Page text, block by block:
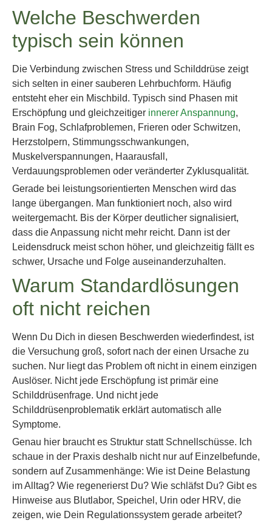
Welche Beschwerden
typisch sein können
Die Verbindung zwischen Stress und Schilddrüse zeigt
sich selten in einer sauberen Lehrbuchform. Häufig
entsteht eher ein Mischbild. Typisch sind Phasen mit
Erschöpfung und gleichzeitiger innerer Anspannung,
Brain Fog, Schlafproblemen, Frieren oder Schwitzen,
Herzstolpern, Stimmungsschwankungen,
Muskelverspannungen, Haarausfall,
Verdauungsproblemen oder veränderter Zyklusqualität.
Gerade bei leistungsorientierten Menschen wird das
lange übergangen. Man funktioniert noch, also wird
weitergemacht. Bis der Körper deutlicher signalisiert,
dass die Anpassung nicht mehr reicht. Dann ist der
Leidensdruck meist schon höher, und gleichzeitig fällt es
schwer, Ursache und Folge auseinanderzuhalten.
Warum Standardlösungen
oft nicht reichen
Wenn Du Dich in diesen Beschwerden wiederfindest, ist
die Versuchung groß, sofort nach der einen Ursache zu
suchen. Nur liegt das Problem oft nicht in einem einzigen
Auslöser. Nicht jede Erschöpfung ist primär eine
Schilddrüsenfrage. Und nicht jede
Schilddrüsenproblematik erklärt automatisch alle
Symptome.
Genau hier braucht es Struktur statt Schnellschüsse. Ich
schaue in der Praxis deshalb nicht nur auf Einzelbefunde,
sondern auf Zusammenhänge: Wie ist Deine Belastung
im Alltag? Wie regenerierst Du? Wie schläfst Du? Gibt es
Hinweise aus Blutlabor, Speichel, Urin oder HRV, die
zeigen, wie Dein Regulationssystem gerade arbeitet?